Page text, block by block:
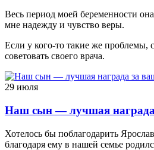
Весь период моей беременности
мне надежду и чувство веры.
Если у кого-то такие же проблемы,
советовать своего врача.
29 июля
Наш сын — лучшая награда
Хотелось бы поблагодарить
благодаря ему в нашей семье